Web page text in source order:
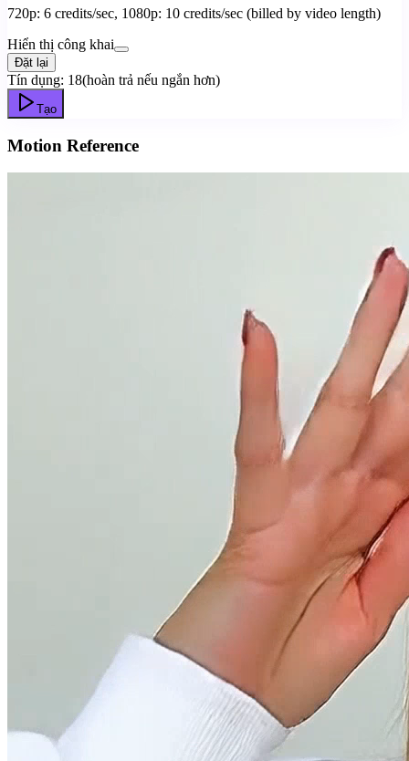
720p: 6 credits/sec, 1080p: 10 credits/sec (billed by video length)
Hiển thị công khai
Đặt lại
Tín dụng: 18(hoàn trả nếu ngắn hơn)
Tạo
Motion Reference